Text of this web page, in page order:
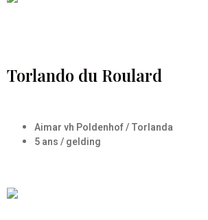
Torlando du Roulard
Aimar vh Poldenhof / Torlanda
5 ans / gelding